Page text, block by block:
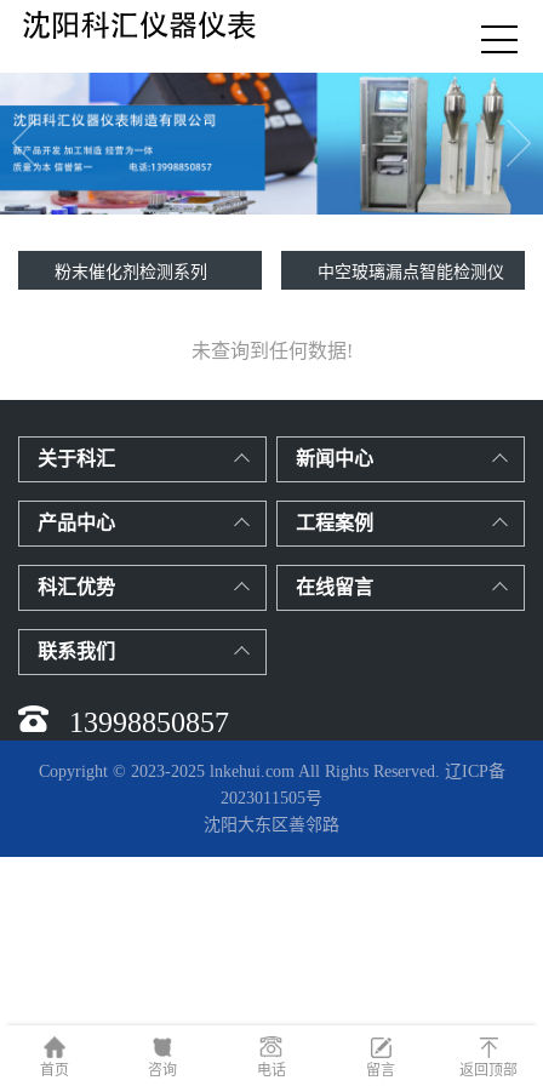
粉末催化剂检测系列 中空玻璃漏点智能检测仪
未查询到任何数据!
关于科汇 新闻中心
产品中心 工程案例
科汇优势 在线留言
联系我们
13998850857
Copyright © 2023-2025 lnkehui.com All Rights Reserved. 辽ICP备
2023011505号
沈阳大东区善邻路
首页 咨询 电话 留言 返回顶部